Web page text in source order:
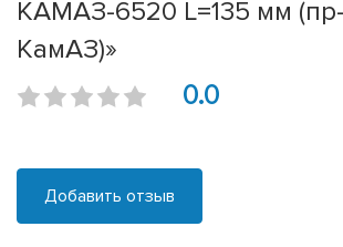
КАМАЗ-6520 L=135 мм
КамАЗ)»
0.0
Добавить отзыв